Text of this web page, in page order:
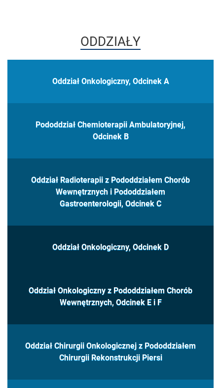
ODDZIAŁY
Oddział Onkologiczny, Odcinek A
Pododdział Chemioterapii Ambulatoryjnej,
Odcinek B
Oddział Radioterapii z Pododdziałem Chorób
Wewnętrznych i Pododdziałem
Gastroenterologii, Odcinek C
Oddział Onkologiczny, Odcinek D
Oddział Onkologiczny z Pododdziałem Chorób
Wewnętrznych, Odcinek E i F
Oddział Chirurgii Onkologicznej z Pododdziałem
Chirurgii Rekonstrukcji Piersi